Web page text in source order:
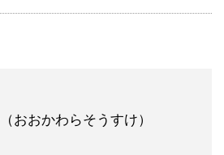
おおかわらそうすけ）